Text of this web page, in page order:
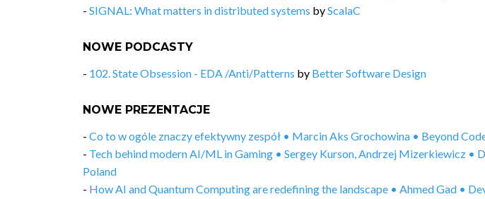
- SIGNAL: What matters in distributed systems byScalaC
NOWE PODCASTY
- 102. State Obsession - EDA /Anti/Patterns by Better Software Design
NOWE PREZENTACJE
- Co to w ogóle znaczy efektywny zespół • Marcin Aks Grochowina • Beyond
- Tech behind modern AI/ML in Gaming • Sergey Kurson, Andrzej Mizerkiewicz •
Poland
- How AI and Quantum Computing are redefining the landscape • Ahmed Gad •